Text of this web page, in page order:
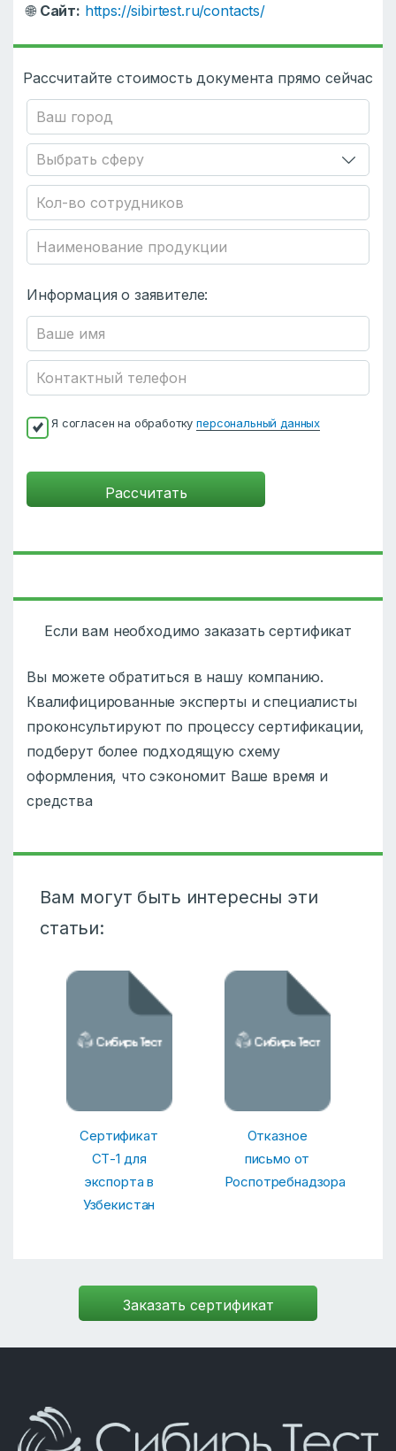
🌐 Сайт: https://sibirtest.ru/contacts/
Рассчитайте стоимость документа прямо сейчас
Информация о заявителе:
Я согласен на обработкуперсональный данных
Если вам необходимо заказать сертификат
Вы можете обратиться в нашу компанию.
Квалифицированные эксперты и специалисты
проконсультируют по процессу сертификации,
подберут более подходящую схему
оформления, что сэкономит Ваше время и
средства
Вам могут быть интересны эти
статьи:
Сертификат
СТ-1 для
экспорта в
Узбекистан
Отказное
письмо от
Роспотребнадзора